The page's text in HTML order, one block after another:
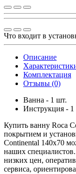
Что входит в
Описание
Комплектация
Отзывы (0)
Ванна - 1 шт.
Инструкция - 1
Купить ванну Roca
покрытием и
Continental 140x70
наших
низких цен,
сервиса,